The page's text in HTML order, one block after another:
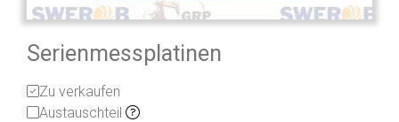
Serienmessplatinen
Zu verkaufen
Austauschteil